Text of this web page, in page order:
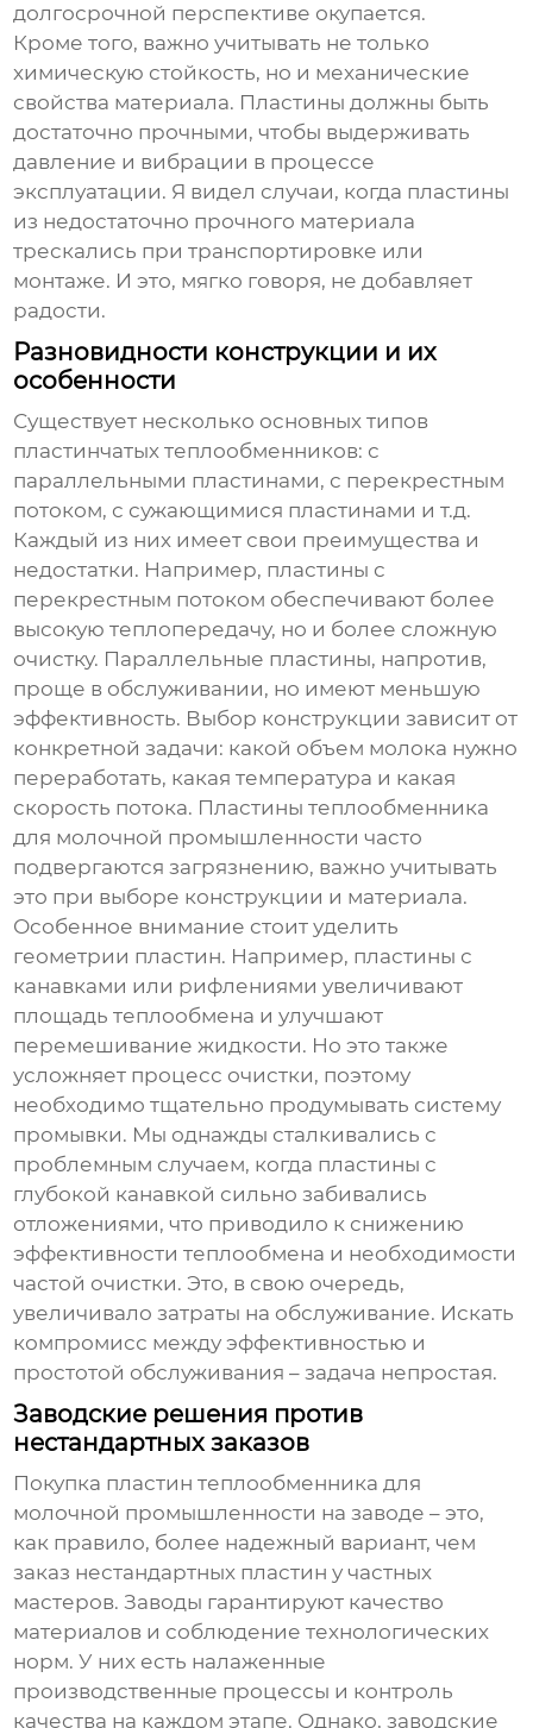
долгосрочной перспективе окупается.
Кроме того, важно учитывать не только
химическую стойкость, но и механические
свойства материала. Пластины должны быть
достаточно прочными, чтобы выдерживать
давление и вибрации в процессе
эксплуатации. Я видел случаи, когда пластины
из недостаточно прочного материала
трескались при транспортировке или
монтаже. И это, мягко говоря, не добавляет
радости.
Разновидности конструкции и их
особенности
Существует несколько основных типов
пластинчатых теплообменников: с
параллельными пластинами, с перекрестным
потоком, с сужающимися пластинами и т.д.
Каждый из них имеет свои преимущества и
недостатки. Например, пластины с
перекрестным потоком обеспечивают более
высокую теплопередачу, но и более сложную
очистку. Параллельные пластины, напротив,
проще в обслуживании, но имеют меньшую
эффективность. Выбор конструкции зависит от
конкретной задачи: какой объем молока нужно
переработать, какая температура и какая
скорость потока. Пластины теплообменника
для молочной промышленности часто
подвергаются загрязнению, важно учитывать
это при выборе конструкции и материала.
Особенное внимание стоит уделить
геометрии пластин. Например, пластины с
канавками или рифлениями увеличивают
площадь теплообмена и улучшают
перемешивание жидкости. Но это также
усложняет процесс очистки, поэтому
необходимо тщательно продумывать систему
промывки. Мы однажды сталкивались с
проблемным случаем, когда пластины с
глубокой канавкой сильно забивались
отложениями, что приводило к снижению
эффективности теплообмена и необходимости
частой очистки. Это, в свою очередь,
увеличивало затраты на обслуживание. Искать
компромисс между эффективностью и
простотой обслуживания – задача непростая.
Заводские решения против
нестандартных заказов
Покупка пластин теплообменника для
молочной промышленности на заводе – это,
как правило, более надежный вариант, чем
заказ нестандартных пластин у частных
мастеров. Заводы гарантируют качество
материалов и соблюдение технологических
норм. У них есть налаженные
производственные процессы и контроль
качества на каждом этапе. Однако, заводские